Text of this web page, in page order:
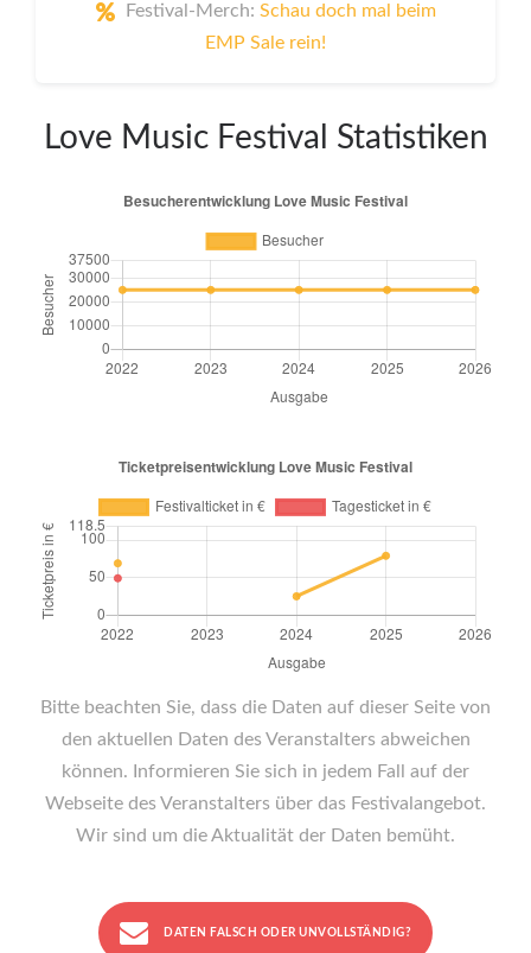
Festival-Merch: Schau doch mal beim
EMP Sale rein!
Love Music Festival Statistiken
Bitte beachten Sie, dass die Daten auf dieser Seite von
den aktuellen Daten des Veranstalters abweichen
können. Informieren Sie sich in jedem Fall auf der
Webseite des Veranstalters über das Festivalangebot.
Wir sind um die Aktualität der Daten bemüht.
DATEN FALSCH ODER UNVOLLSTÄNDIG?